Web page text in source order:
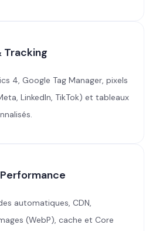
Tracking
4, Google Tag Manager, pixels
LinkedIn, TikTok) et tableaux
automatiques, CDN,
(WebP), cache et Core